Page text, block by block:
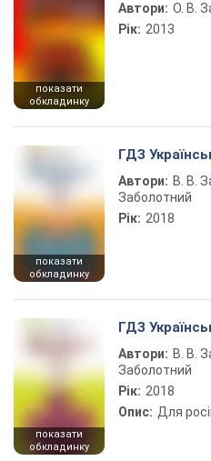
показати
обкладинку
Автори: О. В.
Рік: 2013
показати
обкладинку
ГДЗ
Автори: В. В.
Заболотний
Рік: 2018
показати
обкладинку
ГДЗ
Автори: В. В.
Заболотний
Рік: 2018
Опис: Для